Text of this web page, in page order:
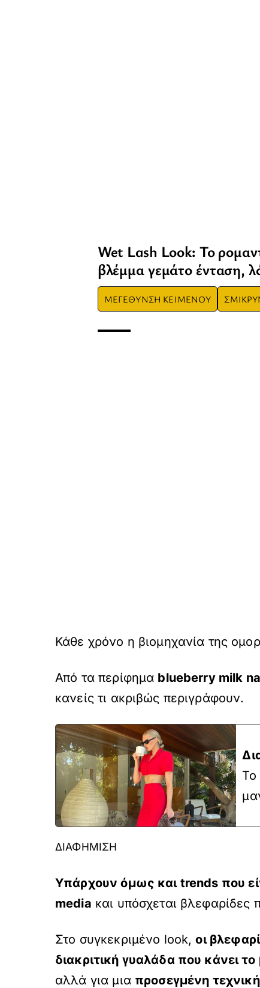
Wet Lash Look: To
βλέμμα γεμάτο ένταση,
ΜΕΓΕΘΥΝΣΗ ΚΕΙΜΕΝΟΥ
Κάθε χρόνο η βιομηχανία της
Από τα περίφημα blueberry milk
κανείς τι ακριβώς περιγράφουν.
To
ΔΙΑΦΗΜΙΣΗ
Υπάρχουν όμως και trends που
media και υπόσχεται βλεφαρίδες
Στο συγκεκριμένο look,οι
διακριτική γυαλάδα που κάνει
αλλά για μια προσεγμένη τεχνική